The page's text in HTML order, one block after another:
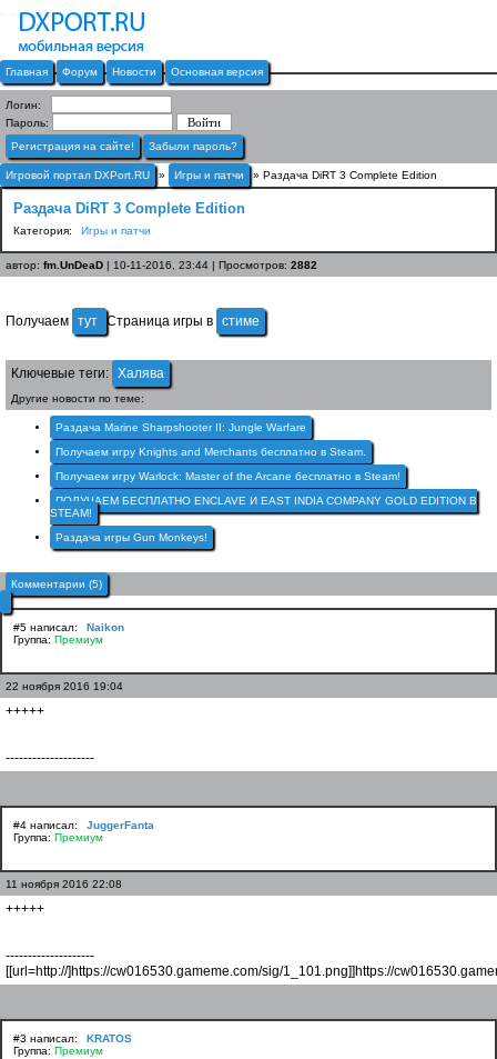
Главная Форум Новости Основная версия
Логин:
Пароль:
Регистрация на сайте!
Забыли пароль?
Игровой портал DXPort.RU » Игры и патчи » Раздача DiRT 3 Complete Edition
Раздача DiRT 3 Complete Edition
Категория: Игры и патчи
автор: fm.UnDeaD | 10-11-2016, 23:44 | Просмотров: 2882
Получаем тут Страница игры в стиме
Ключевые теги: Халява
Другие новости по теме:
Раздача Marine Sharpshooter II: Jungle Warfare
Получаем игру Knights and Merchants бесплатно в Steam.
Получаем игру Warlock: Master of the Arcane бесплатно в Steam!
ПОЛУЧАЕМ БЕСПЛАТНО ENCLAVE И EAST INDIA COMPANY GOLD EDITION В
STEAM!
Раздача игры Gun Monkeys!
Комментарии (5)
#5 написал:
Naikon
Группа: Премиум
22 ноября 2016 19:04
+++++
--------------------
#4 написал:
JuggerFanta
Группа: Премиум
11 ноября 2016 22:08
+++++
--------------------
[[url=http://]https://cw016530.gameme.com/sig/1_101.png]]https://
#3 написал:
KRATOS
Группа: Премиум